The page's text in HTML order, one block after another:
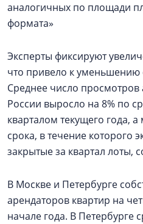
аналогичных по площади
формата»
Эксперты фиксируют
что привело к уменьшению
Среднее число
России выросло на 8% по
кварталом текущего года,
срока, в течение которого
закрытые за квартал лоты,
В Москве и Петербурге
арендаторов квартир на
начале года. В Петербурге